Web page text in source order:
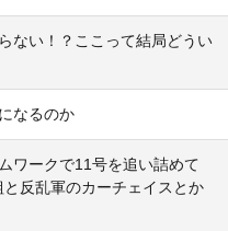
ない！？ここって結局どうい
なるのか
ワークで11号を追い詰めて
反乱軍のカーチェイスとか